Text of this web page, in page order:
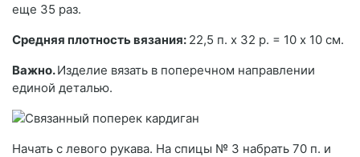
еще 35 раз.
Средняя плотность вязания: 22,5 п. х 32 р. = 10 х 10 см.
Важно.Изделие вязать в поперечном направлении
единой деталью.
Начать с левого рукава. На спицы № 3 набрать 70 п. и